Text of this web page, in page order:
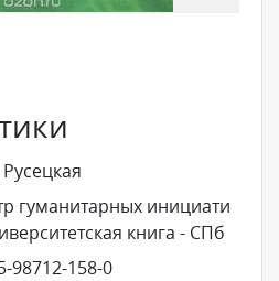
гуманитарных инициати
книга - СПб
98712-158-0